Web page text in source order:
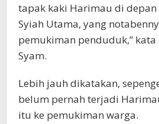
tapak kaki Harimau di depan
Syiah Utama, yang
pemukiman penduduk,”
Syam.
Lebih jauh dikatakan,
belum pernah terjadi
itu ke pemukiman warga.